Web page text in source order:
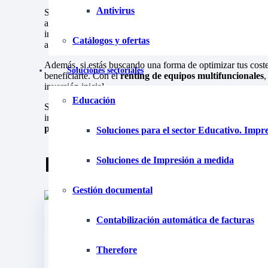
Antivirus
Catálogos y ofertas
Soluciones sectoriales
Educación
Soluciones para el sector Educativo.
Soluciones de Impresión a medida
Gestión documental
Contabilización automática de facturas
Therefore
Si necesitas unaimpresora de etiquetas adhesivas
de
adaptadas a tus necesidades empresariales. Nuestras
impresión de alta resolución y durabilidad, asegurando
almacenamiento y transporte.
Además, si estás buscando una forma de optimizar tus
beneficiarte. Con elrenting de equipos multifuncionales
inversión inicial.
Si tu empresa necesita conocer más detalles sobre cómo
implementarlo de manera eficaz, visita nuestra sección de
personalizadoo más información, no dudes en ponerte
Post relacionados